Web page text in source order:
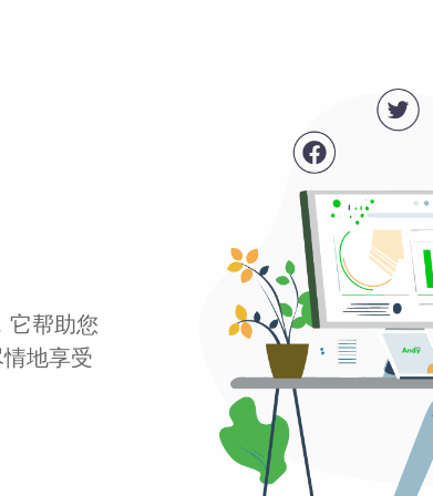
它帮助您
地享受